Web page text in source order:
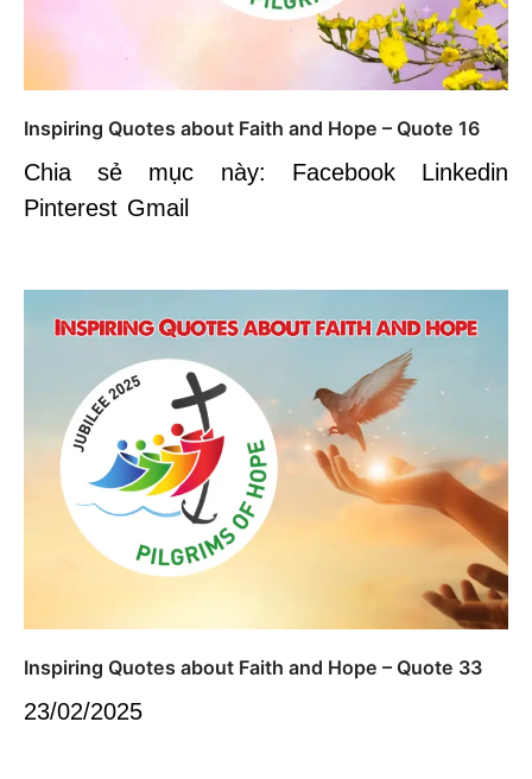
Inspiring Quotes about Faith and Hope – Quote 16
Chia sẻ mục này: Facebook Linkedin
Pinterest Gmail
Inspiring Quotes about Faith and Hope – Quote 33
23/02/2025